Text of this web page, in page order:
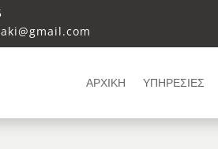
ΑΡΧΙΚΗ ΥΠΗΡΕΣΙΕΣ